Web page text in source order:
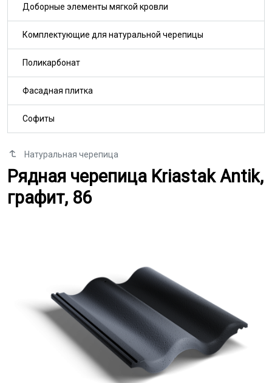
Натуральная черепица
Рядная черепица Kriastak Antik,
Рядная черепица Kriastak Antik,
графит, 86
Доборные элементы мягкой кровли
Комплектующие для натуральной черепицы
Поликарбонат
Фасадная плитка
Софиты